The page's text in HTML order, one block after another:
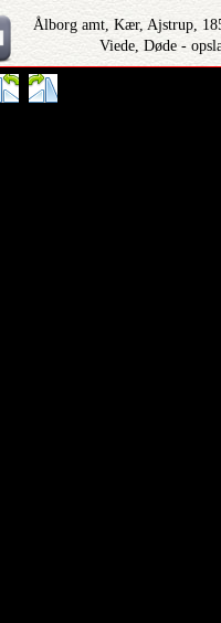
Ålborg amt, Kær, Ajstrup,
Viede, Døde -